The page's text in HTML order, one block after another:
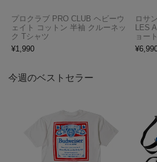
プロクラブ PRO CLUB ヘビーウ
ェイト コットン 半袖 クルーネッ
ク Tシャツ
¥1,990
ロサ
LES
ョー
¥
今週のベストセラー